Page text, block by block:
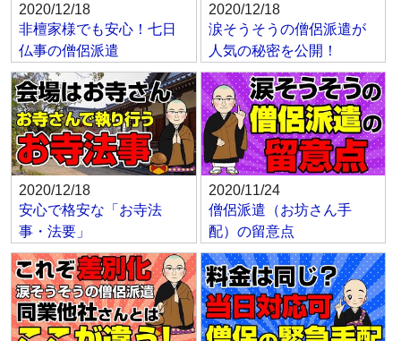
2020/12/18
非檀家様でも安心！七日
仏事の僧侶派遣
2020/12/18
涙そうそうの僧侶派遣が
人気の秘密を公開！
2020/12/18
安心で格安な「お寺法
事・法要」
2020/11/24
僧侶派遣（お坊さん手
配）の留意点